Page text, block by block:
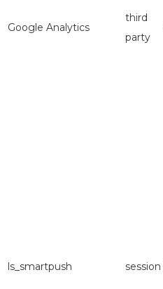
Google Analytics
third
party
ls_smartpush session